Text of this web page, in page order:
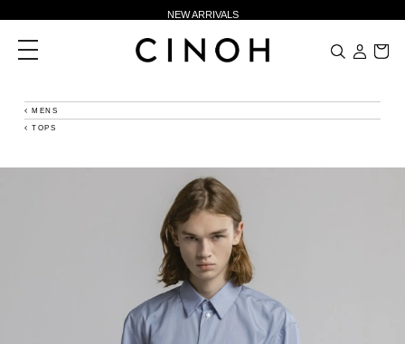
NEW ARRIVALS
新規会員登録500ポイントプレゼント
夏季休業に伴う一部業務休業のお知らせ
ニュースレター登録で¥1,000クーポン進呈
toggle
navigation
MENS
TOPS